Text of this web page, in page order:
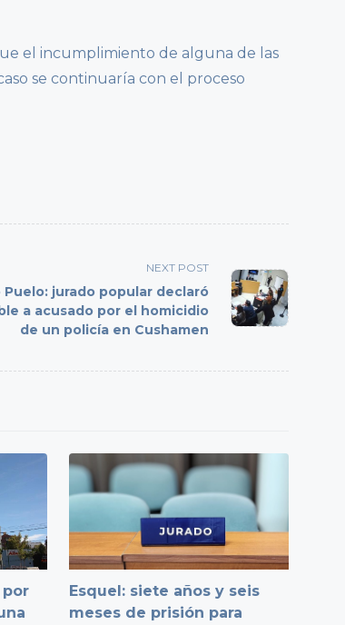
el incumplimiento de alguna de las
se continuaría con el proceso
NEXT POST
Puelo: jurado popular declaró
a acusado por el homicidio
de un policía en Cushamen
Esquel: siete años y seis
meses de prisión para